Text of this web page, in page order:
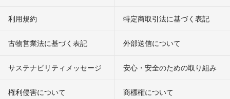
利用規約 特定商取引法に基づく表記
古物営業法に基づく表記 外部送信について
サステナビリティメッセージ 安心・安全のための取り組み
権利侵害について
商標権について